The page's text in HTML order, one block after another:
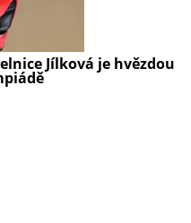
Jílková je hvězdou